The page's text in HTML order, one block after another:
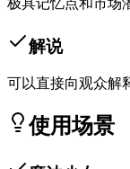
极具记忆点和市场
解说
可以直接向观众解
使用场景